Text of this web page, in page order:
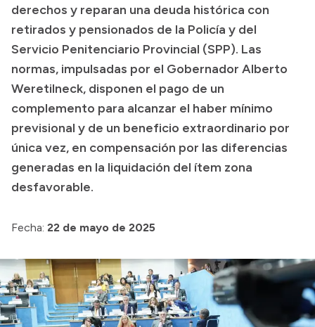
Compras y licitaciones
Consulta de expedientes
Consulta de pago a proveedores
Convocatorias
Intranet
Login
derechos y reparan una deuda histórica con
retirados y pensionados de la Policía y del
Servicio Penitenciario Provincial (SPP). Las
normas, impulsadas por el Gobernador Alberto
Weretilneck, disponen el pago de un
complemento para alcanzar el haber mínimo
previsional y de un beneficio extraordinario por
única vez, en compensación por las diferencias
generadas en la liquidación del ítem zona
desfavorable.
Fecha: 22 de mayo de 2025